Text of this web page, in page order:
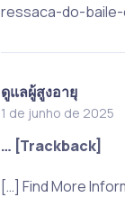
ressaca-do-
ดูแลผู้สูงอายุ
1 de junho de 2025
… [Trackback]
[…] Find More